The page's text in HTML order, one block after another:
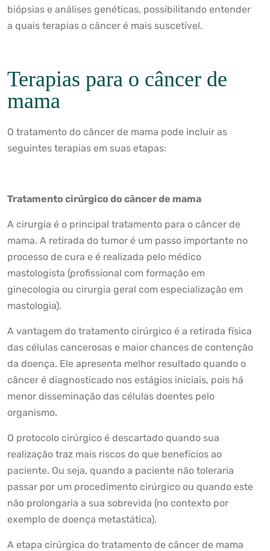
biópsias e análises genéticas, possibilitando entender
a quais terapias o câncer é mais suscetível.
Terapias para o câncer de
mama
O tratamento do câncer de mama pode incluir as
seguintes terapias em suas etapas:
Tratamento cirúrgico do câncer de mama
A cirurgia é o principal tratamento para o câncer de
mama. A retirada do tumor é um passo importante no
processo de cura e é realizada pelo médico
mastologista (profissional com formação em
ginecologia ou cirurgia geral com especialização em
mastologia).
A vantagem do tratamento cirúrgico é a retirada física
das células cancerosas e maior chances de contenção
da doença. Ele apresenta melhor resultado quando o
câncer é diagnosticado nos estágios iniciais, pois há
menor disseminação das células doentes pelo
organismo.
O protocolo cirúrgico é descartado quando sua
realização traz mais riscos do que benefícios ao
paciente. Ou seja, quando a paciente não toleraria
passar por um procedimento cirúrgico ou quando este
não prolongaria a sua sobrevida (no contexto por
exemplo de doença metastática).
A etapa cirúrgica do tratamento de câncer de mama